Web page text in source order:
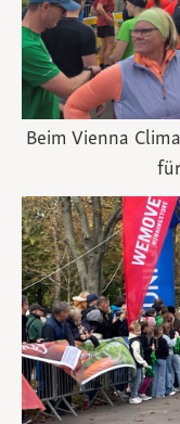
Beim Vienna